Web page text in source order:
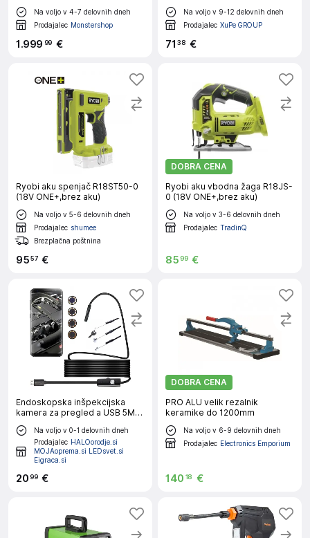
boste hitro odkrili morebitne težave in okvare. So nepogrešljiv
pripomoček za vsakega mojstra. Ostalo električno orodje
Ostalo električno orodje
za različne namene. Na voljo je širok
Na voljo v 4-7 delovnih dneh
Prodajalec Monstershop
1 .999 99 €
ONE+,50Nm,brez aku)
Na voljo v 9-12 delovnih dneh
Prodajalec XuPe GROUP
71 38 €
Ryobi aku spenjač R18ST50-0
(18V ONE+,brez aku)
Na voljo v 5-6 delovnih dneh
Prodajalec shumee
Brezplačna poštnina
9557 €
DOBRA CENA
Ryobi aku vbodna žaga R18JS-
0 (18V ONE+,brez aku)
Na voljo v 3-6 delovnih dneh
Prodajalec TradinQ
85 99 €
Endoskopska inšpekcijska
kamera za pregled a USB 5M
LED
Na voljo v 0-1 delovnih dneh
Prodajalec HALOorodje.si
MOJAoprema.si LEDsvet.si
Eigraca.si
2099 €
DOBRA CENA
PRO ALU velik rezalnik
keramike do 1200mm
Na voljo v 6-9 delovnih dneh
Prodajalec Electronics Emporium
140 18 €